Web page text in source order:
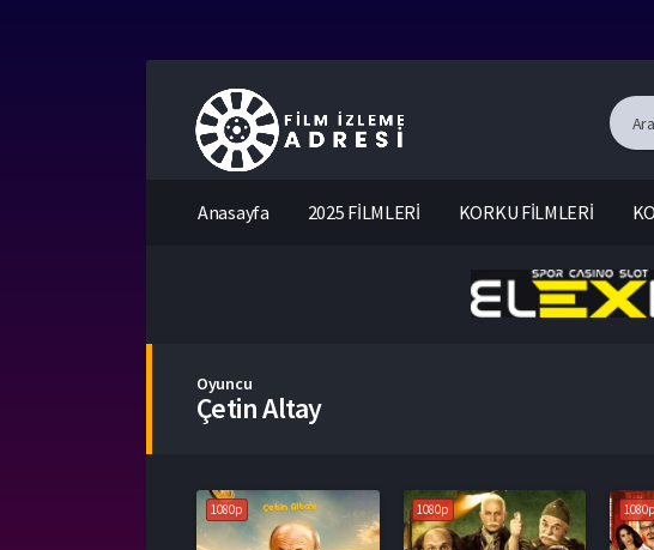
Anasayfa 2025 FİLMLERİ KORKU FİLMLERİ
Oyuncu
Çetin Altay
1080p 1080p 1080p